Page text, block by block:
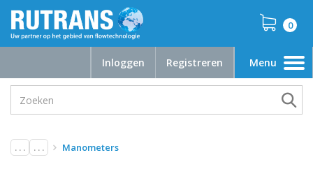
0
Inloggen Registreren
Toggle
navigation
Menu
. . . . . . Manometers